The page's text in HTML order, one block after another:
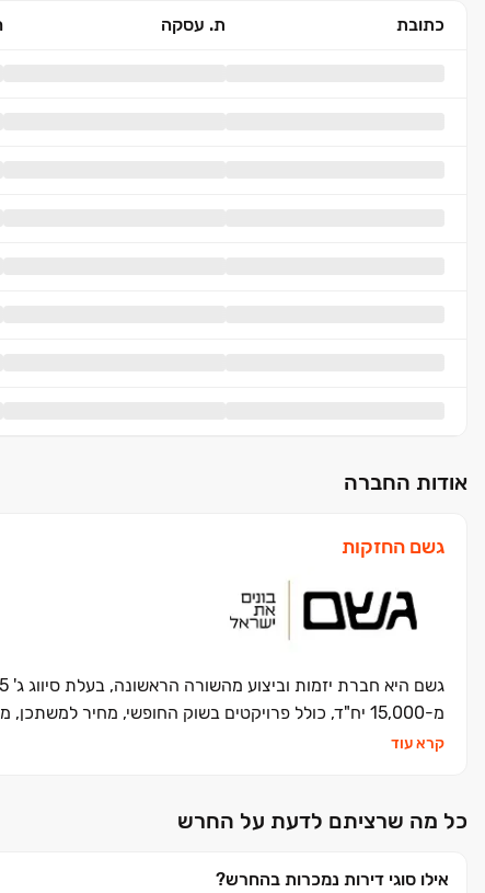
כתובת ת. עסקה
אודות החברה
גשם החזקות
מ-15,000 יח"ד, כולל פרויקטים בשוק החופשי, מחיר למשתכן, מחיר מופחת והתחום המתפתח של התחדשות עירונית.
קרא עוד
כל מה שרציתם לדעת על החרש
אילו סוגי דירות נמכרות בהחרש?